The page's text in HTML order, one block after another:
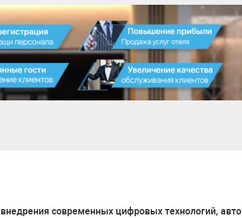
современных цифровых технологий,